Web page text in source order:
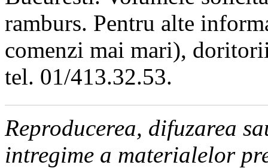
ramburs. Pentru alte
comenzi mai mari),
tel. 01/413.32.53.
Reproducerea, difuzarea
intregime a materialelor